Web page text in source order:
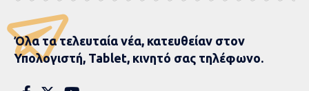
Όλα τα τελευταία νέα, κατευθείαν στον
Υπολογιστή, Tablet, κινητό σας τηλέφωνο.